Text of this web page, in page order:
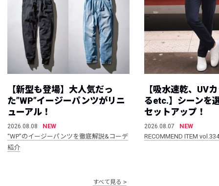
【新型も登場】大人気だっ
た”WP”イージーパンツがリニ
ューアル！
2026.08.08
NEW
“WP”のイージーパンツを徹底解説&コーデ
紹介
【吸水速乾、UV
るetc.】シーンを
セットアップ！
2026.08.07
NEW
RECOMMEND ITEM vol.334
すべて見る